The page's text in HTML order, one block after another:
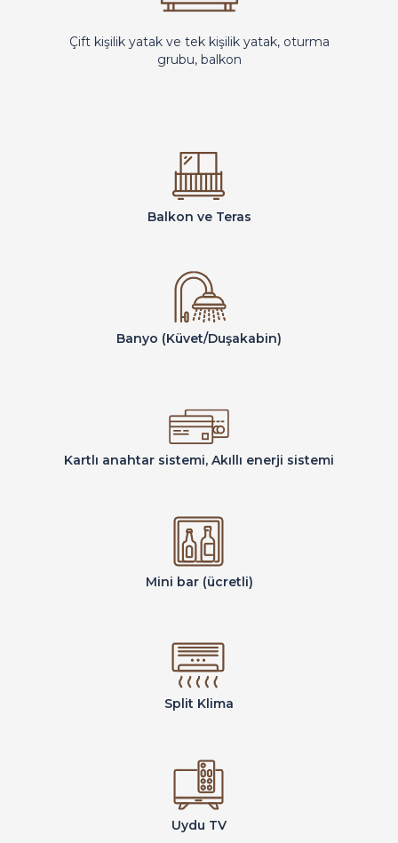
Çift kişilik yatak ve tek kişilik yatak, oturma
grubu, balkon
Balkon ve Teras
Banyo (Küvet/Duşakabin)
Kartlı anahtar sistemi, Akıllı enerji sistemi
Mini bar (ücretli)
Split Klima
Uydu TV